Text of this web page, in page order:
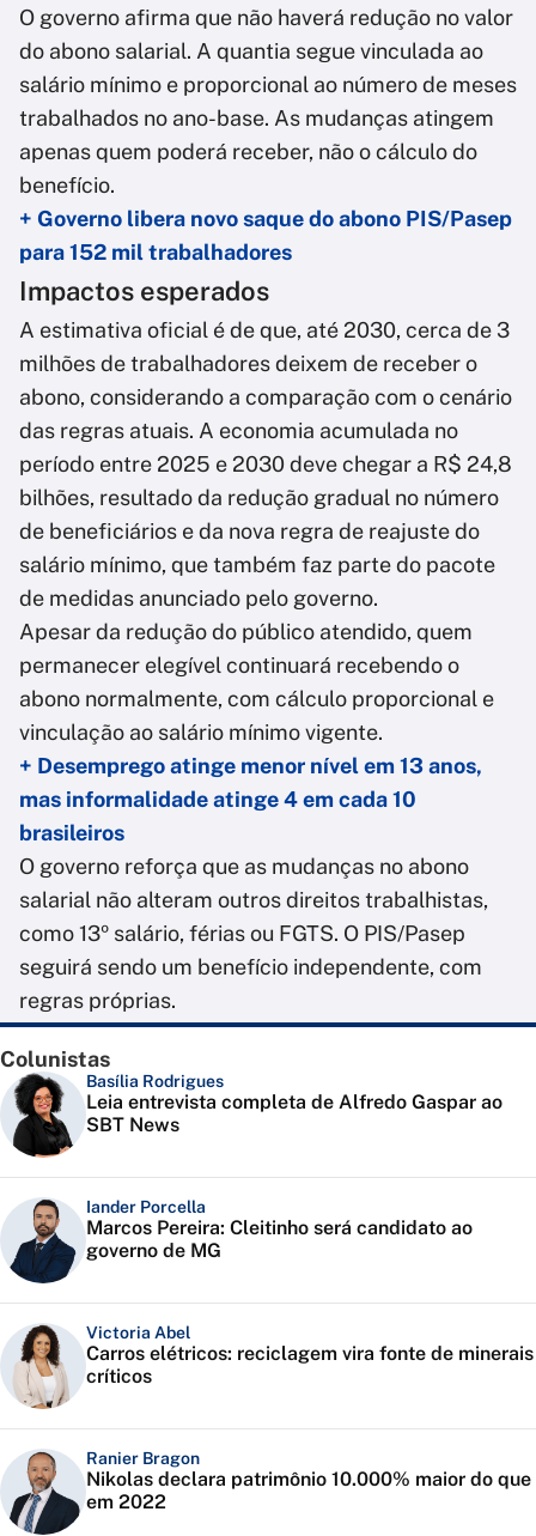
O governo afirma que não haverá redução no valor
do abono salarial. A quantia segue vinculada ao
salário mínimo e proporcional ao número de meses
trabalhados no ano-base. As mudanças atingem
apenas quem poderá receber, não o cálculo do
benefício.
+ Governo libera novo saque do abono PIS/Pasep
para 152 mil trabalhadores
Impactos esperados
A estimativa oficial é de que, até 2030, cerca de 3
milhões de trabalhadores deixem de receber o
abono, considerando a comparação com o cenário
das regras atuais. A economia acumulada no
período entre 2025 e 2030 deve chegar a R$ 24,8
bilhões, resultado da redução gradual no número
de beneficiários e da nova regra de reajuste do
salário mínimo, que também faz parte do pacote
de medidas anunciado pelo governo.
Apesar da redução do público atendido, quem
permanecer elegível continuará recebendo o
abono normalmente, com cálculo proporcional e
vinculação ao salário mínimo vigente.
+ Desemprego atinge menor nível em 13 anos,
mas informalidade atinge 4 em cada 10
brasileiros
O governo reforça que as mudanças no abono
salarial não alteram outros direitos trabalhistas,
como 13º salário, férias ou FGTS. O PIS/Pasep
seguirá sendo um benefício independente, com
regras próprias.
Colunistas
Basília Rodrigues
Leia entrevista completa de Alfredo Gaspar ao
SBT News
Iander Porcella
Marcos Pereira: Cleitinho será candidato ao
governo de MG
Victoria Abel
Carros elétricos: reciclagem vira fonte de minerais
críticos
Ranier Bragon
Nikolas declara patrimônio 10.000% maior do que
em 2022